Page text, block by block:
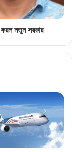
করল নতুন সরকার